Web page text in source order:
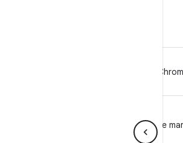
Lineamientos de